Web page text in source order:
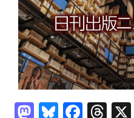
M Bl F T